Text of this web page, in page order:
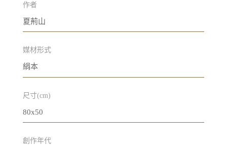
作者
夏荊山
媒材形式
絹本
尺寸(cm)
80x50
創作年代